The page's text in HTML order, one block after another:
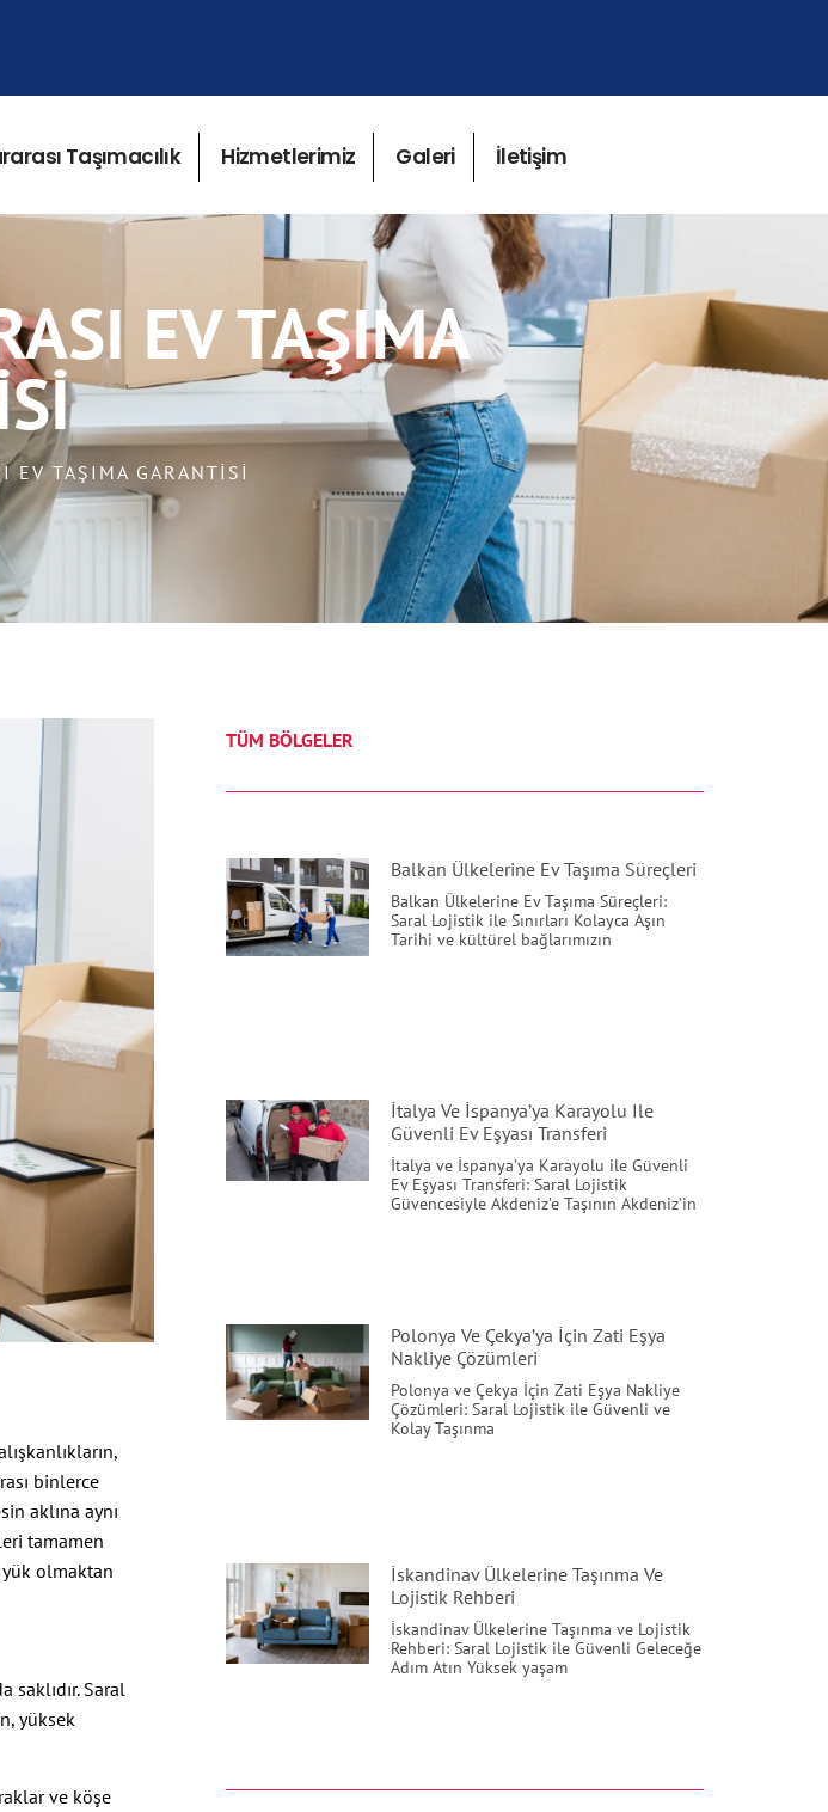
Taşımacılık Hizmetlerimiz Galeri İletişim
EV TAŞIMA
EV TAŞIMA GARANTISI
binlerce
aklına aynı
tamamen
olmaktan
saklıdır. Saral
yüksek
ve köşe
TÜM BÖLGELER
Balkan Ülkelerine Ev Taşıma Süreçleri
Balkan Ülkelerine Ev Taşıma Süreçleri:
Saral Lojistik ile Sınırları Kolayca Aşın
Tarihi ve kültürel bağlarımızın
İtalya Ve İspanya’ya Karayolu Ile
Güvenli Ev Eşyası Transferi
İtalya ve İspanya’ya Karayolu ile Güvenli
Ev Eşyası Transferi: Saral Lojistik
Güvencesiyle Akdeniz’e Taşının Akdeniz’in
Polonya Ve Çekya’ya İçin Zati Eşya
Nakliye Çözümleri
Polonya ve Çekya İçin Zati Eşya Nakliye
Çözümleri: Saral Lojistik ile Güvenli ve
Kolay Taşınma
İskandinav Ülkelerine Taşınma Ve
Lojistik Rehberi
İskandinav Ülkelerine Taşınma ve Lojistik
Rehberi: Saral Lojistik ile Güvenli Geleceğe
Adım Atın Yüksek yaşam